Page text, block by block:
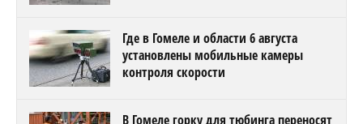
Где в Гомеле и области 6 августа
установлены мобильные камеры
контроля скорости
В Гомеле горку для тюбинга переносят